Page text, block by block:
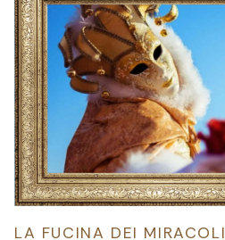
LA FUCINA DEI MIRACOLI